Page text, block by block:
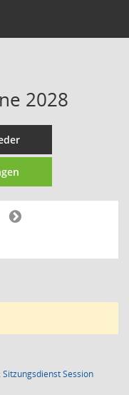
2028
SitzungsdienstSession(Wird in